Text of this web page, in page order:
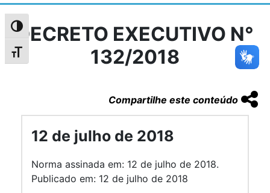
Alternar alto contraste
Alternar tamanho da fonte
DECRETO EXECUTIVO N°
132/2018
Compartilhe este conteúdo
12 de julho de 2018
Norma assinada em: 12 de julho de 2018.
Publicado em: 12 de julho de 2018